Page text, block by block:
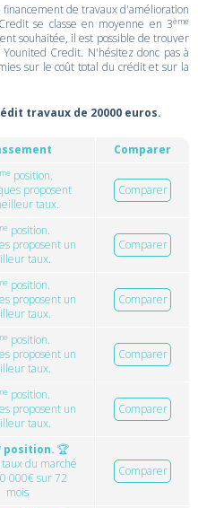
de travaux d'amélioration
se classe en moyenne en 3ème
souhaitée, il est possible de trouver
Credit. N'hésitez donc pas à
sur le coût total du crédit et sur la
travaux de 20000 euros.
Comparer
position.
proposent
taux.
Comparer
position.
proposent un
taux.
Comparer
position.
proposent un
taux.
Comparer
position.
proposent un
taux.
Comparer
position.
proposent un
taux.
Comparer
position. 🏆
du marché
000€ sur 72
mois
Comparer